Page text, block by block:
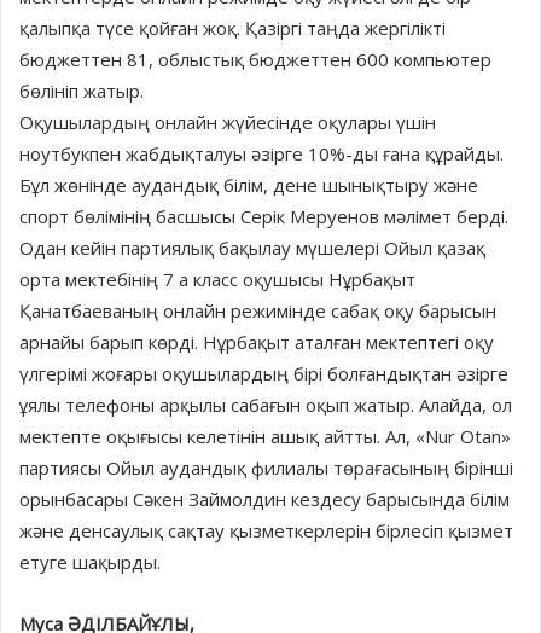
қалыпқа түсе қойған жоқ. Қазіргі таңда жергілікті
бюджеттен 81, облыстық бюджеттен 600 компьютер
бөлініп жатыр.
Оқушылардың онлайн жүйесінде оқулары үшін
ноутбукпен жабдықталуы әзірге 10%-ды ғана құрайды.
Бұл жөнінде аудандық білім, дене шынықтыру және
спорт бөлімінің басшысы Серік Меруенов мәлімет берді.
Одан кейін партиялық бақылау мүшелері Ойыл қазақ
орта мектебінің 7 а класс оқушысы Нұрбақыт
Қанатбаеваның онлайн режимінде сабақ оқу барысын
арнайы барып көрді. Нұрбақыт аталған мектептегі оқу
үлгерімі жоғары оқушылардың бірі болғандықтан әзірге
ұялы телефоны арқылы сабағын оқып жатыр. Алайда, ол
мектепте оқығысы келетінін ашық айтты. Ал, «Nur Otan»
партиясы Ойыл аудандық филиалы төрағасының бірінші
орынбасары Сәкен Займолдин кездесу барысында білім
және денсаулық сақтау қызметкерлерін бірлесіп қызмет
етуге шақырды.
Муса ӘДІЛБАЙҰЛЫ,